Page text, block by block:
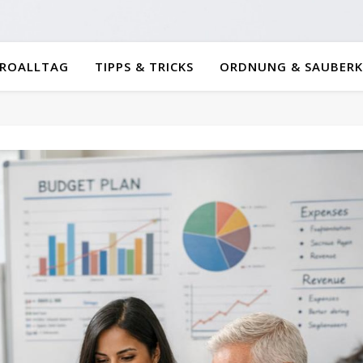
TIPPS & TRICKS ORDNUNG &